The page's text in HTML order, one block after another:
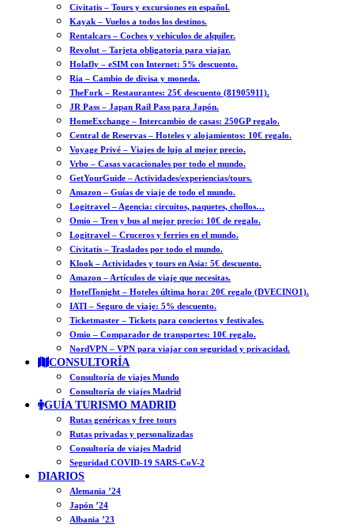
Civitatis – Tours y excursiones en español.
Kayak – Vuelos a todos los destinos.
Rentalcars – Coches y vehículos de alquiler.
Revolut – Tarjeta obligatoria para viajar.
Holafly – eSIM con Internet: 5% descuento.
Ria – Cambio de divisa y moneda.
TheFork – Restaurantes: 25€ descuento (81905911).
JR Pass – Japan Rail Pass para Japón.
HomeExchange – Intercambio de casas: 250GP regalo.
Central de Reservas – Hoteles y alojamientos: 10€ regalo.
Voyage Privé – Viajes de lujo al mejor precio.
Vrbo – Casas vacacionales por todo el mundo.
GetYourGuide – Actividades/experiencias/tours.
Amazon – Guías de viaje de todo el mundo.
Logitravel – Agencia: circuitos, paquetes, chollos…
Omio – Tren y bus al mejor precio: 10€ de regalo.
Logitravel – Cruceros y ferries en el mundo.
Civitatis – Traslados por todo el mundo.
Klook – Actividades y tours en Asia: 5€ descuento.
Amazon – Artículos de viaje que necesitas.
HotelTonight – Hoteles última hora: 20€ regalo (DVECINO1).
IATI – Seguro de viaje: 5% descuento.
Ticketmaster – Tickets para conciertos y festivales.
Omio – Comparador de transportes: 10€ regalo.
NordVPN – VPN para viajar con seguridad y privacidad.
CONSULTORÍA
Consultoría de viajes Mundo
Consultoría de viajes Madrid
GUÍA TURISMO MADRID
Rutas genéricas y free tours
Rutas privadas y personalizadas
Consultoría de viajes Madrid
Seguridad COVID-19 SARS-CoV-2
DIARIOS
Alemania ’24
Japón ’24
Albania ’23